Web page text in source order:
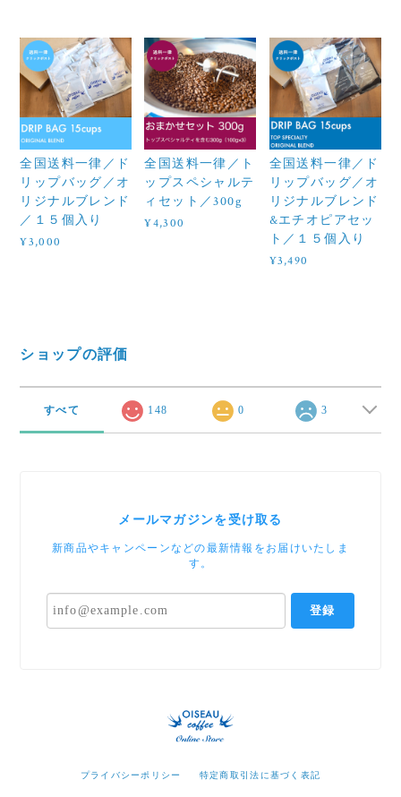
全国送料一律／ド
リップバッグ／オ
リジナルブレンド
／１５個入り
¥3,000
全国送料一律／ト
ップスペシャルテ
ィセット／300g
¥4,300
全国送料一律／ド
リップバッグ／オ
リジナルブレンド
&エチオピアセッ
ト／１５個入り
¥3,490
ショップの評価
すべて 148 0 3
メールマガジンを受け取る
新商品やキャンペーンなどの最新情報をお届けいたしま
す。
登録
プライバシーポリシー 特定商取引法に基づく表記